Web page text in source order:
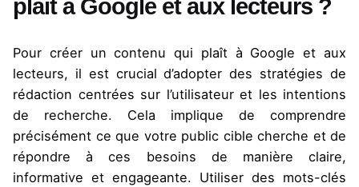
plait à Google et aux lecteurs ?
Pour créer un contenu qui plaît à Google et aux
lecteurs, il est crucial d’adopter des stratégies de
rédaction centrées sur l’utilisateur et les intentions
de recherche. Cela implique de comprendre
précisément ce que votre public cible cherche et de
répondre à ces besoins de manière claire,
informative et engageante. Utiliser des mots-clés